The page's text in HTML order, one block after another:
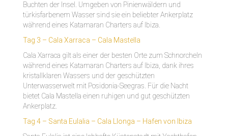
Buchten der Insel. Umgeben von Pinienwäldern und
türkisfarbenem Wasser sind sie ein beliebter Ankerplatz
während eines Katamaran Charters auf Ibiza.
Tag 3 – Cala Xarraca – Cala Mastella
Cala Xarraca gilt als einer der besten Orte zum Schnorcheln
während eines Katamaran Charters auf Ibiza, dank ihres
kristallklaren Wassers und der geschützten
Unterwasserwelt mit Posidonia-Seegras. Für die Nacht
bietet Cala Mastella einen ruhigen und gut geschützten
Ankerplatz.
Tag 4 – Santa Eulalia – Cala Llonga – Hafen von Ibiza